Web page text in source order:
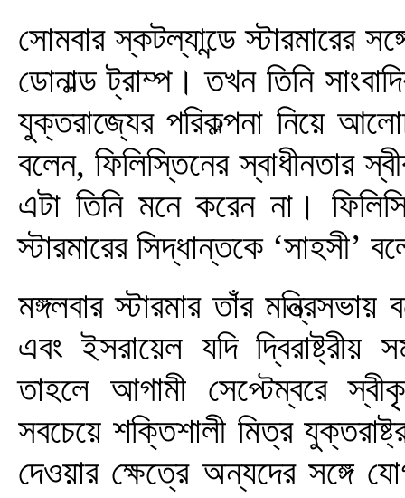
সোমবার স্কটল্যান্ডে স্টারমারের
ডোনাল্ড ট্রাম্প। তখন তিনি
যুক্তরাজ্যের পরিকল্পনা নিয়ে
বলেন, ফিলিস্তিনের স্বাধীনতার
এটা তিনি মনে করেন না।
স্টারমারের সিদ্ধান্তকে ‘সাহসী’
মঙ্গলবার স্টারমার তাঁর
এবং ইসরায়েল যদি দ্বিরাষ্ট্রীয়
তাহলে আগামী সেপ্টেম্বরে
সবচেয়ে শক্তিশালী মিত্র
দেওয়ার ক্ষেত্রে অন্যদের সঙ্গে